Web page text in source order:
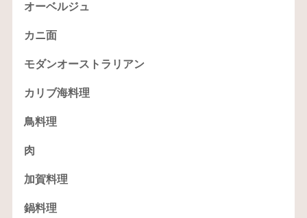
オーベルジュ
カニ面
モダンオーストラリアン
カリブ海料理
鳥料理
肉
加賀料理
鍋料理